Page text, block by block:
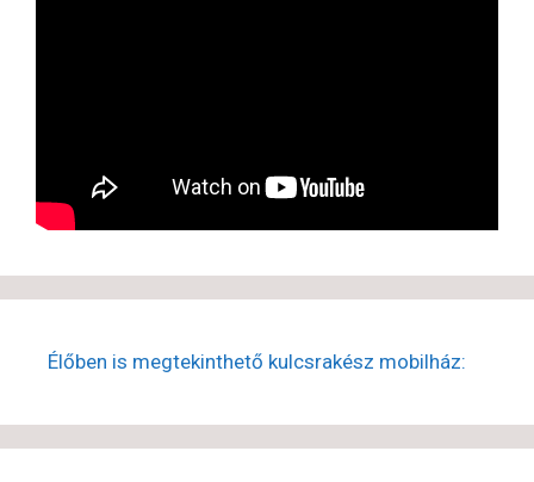
Élőben is megtekinthető kulcsrakész mobilház: